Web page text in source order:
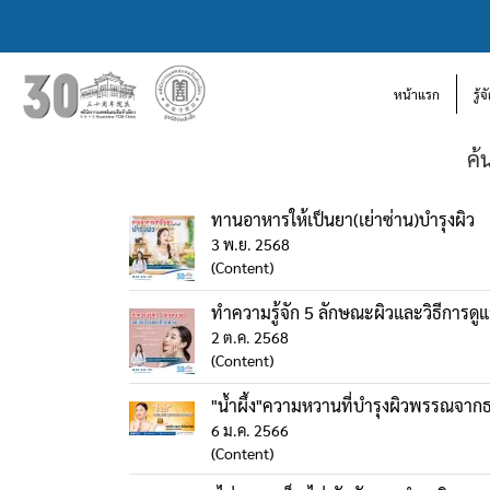
หน้าแรก รู้
ค้
ทานอาหารให้เป็นยา(เย่าซ่าน)บำรุงผิว
3 พ.ย. 2568
(Content)
ทำความรู้จัก 5 ลักษณะผิวและวิธีการ
2 ต.ค. 2568
(Content)
"น้ำผึ้ง"ความหวานที่บำรุงผิวพรรณจาก
6 ม.ค. 2566
(Content)